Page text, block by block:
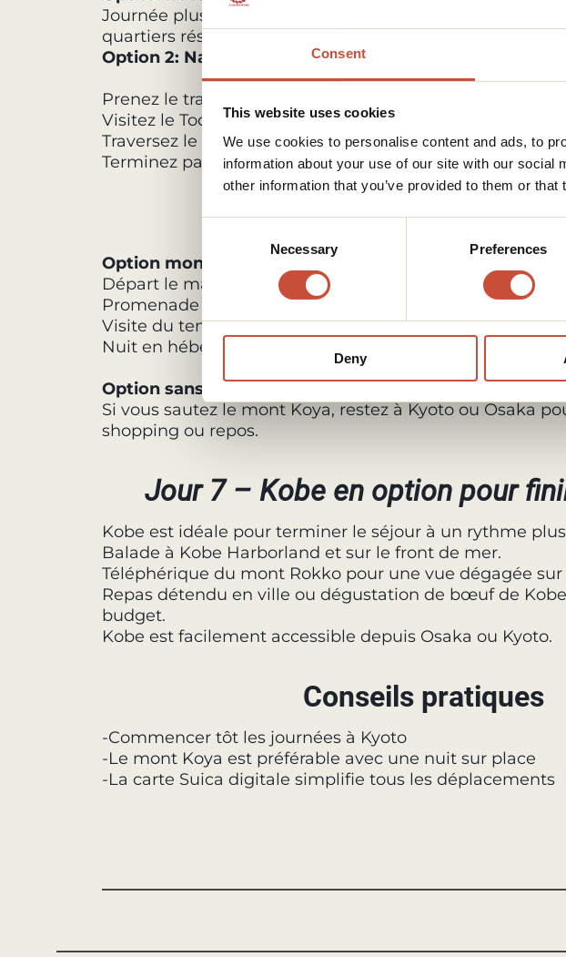
Consent
This website uses cookies
We use cookies to personalise content and ads, to
information about your use of our site with our
other information that you’ve provided to them or
Necessary Preferences
Deny
Journée plus lente pour visiter des temples moins
quartiers résidentiels, profiter des cafés ou se reposer.
Option 2: Nara
Prenez le train pour Nara.
Visitez le Todai-ji et son grand Bouddha.
Traversez le parc de Nara et observez les daims en
Terminez par le sanctuaire Kasuga Taisha et ses
Jour 6 – Mont Koya en
Option mont Koya
Départ le matin pour le mont Koya.
Promenade dans le cimetière d’Okunoin au milieu des
Visite du temple Kongobu-ji, centre du bouddhisme
Nuit en hébergement monastique avec repas
Option sans mont Koya
Si vous sautez le mont Koya, restez à Kyoto ou Osaka
shopping ou repos.
Jour 7 – Kobe en option pour
Kobe est idéale pour terminer le séjour à un rythme
Balade à Kobe Harborland et sur le front de mer.
Téléphérique du mont Rokko pour une vue dégagée
Repas détendu en ville ou dégustation de bœuf de Kobe
budget.
Kobe est facilement accessible depuis Osaka ou Kyoto.
Conseils pratiques
-Commencer tôt les journées à Kyoto
-Le mont Koya est préférable avec une nuit sur place
-La carte Suica digitale simplifie tous les déplacements